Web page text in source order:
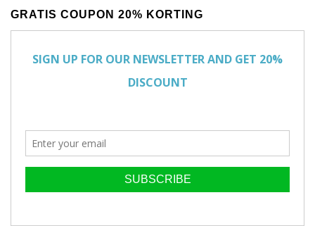
GRATIS COUPON 20% KORTING